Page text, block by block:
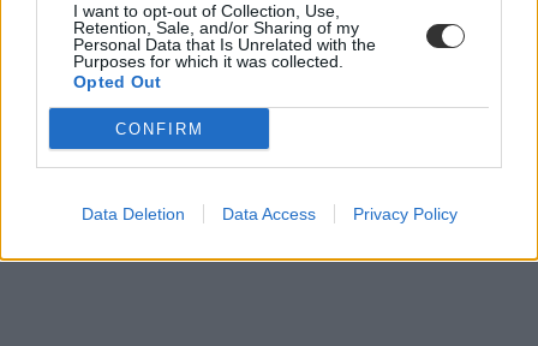
I want to opt-out of Collection, Use,
Retention, Sale, and/or Sharing of my
Personal Data that Is Unrelated with the
Purposes for which it was collected.
Opted Out
CONFIRM
Data Deletion Data Access Privacy Policy